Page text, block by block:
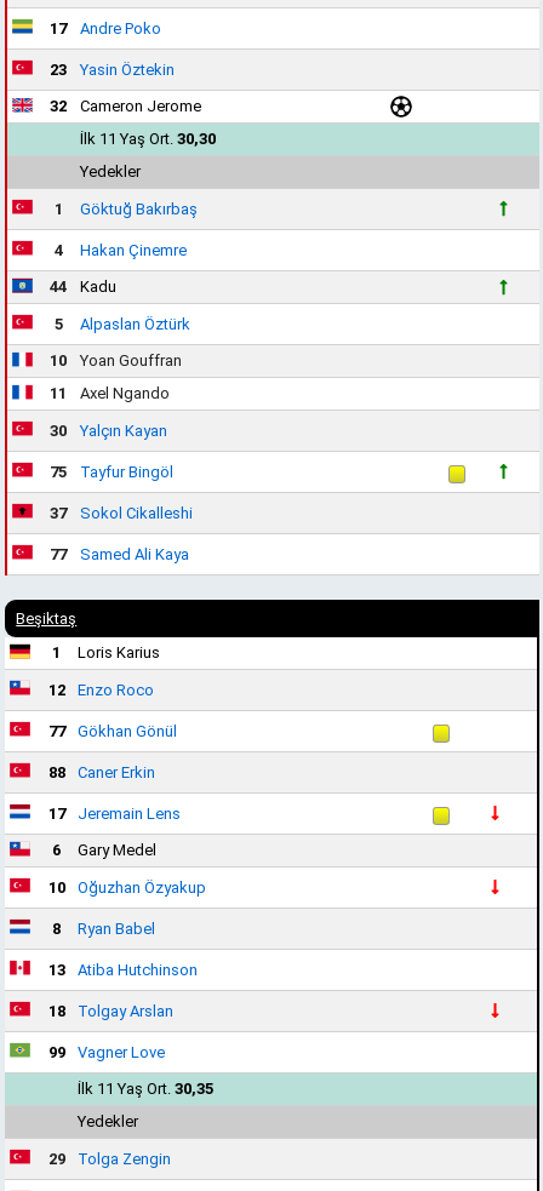
17 Andre Poko
23
Yasin Öztekin
32
Cameron Jerome
İlk 11 Yaş Ort. 30,30
Yedekler
1 Göktuğ Bakırbaş
4
Hakan Çinemre
44
Kadu
5
Alpaslan Öztürk
10
Yoan Gouffran
11
Axel Ngando
30 Yalçın Kayan
75 Tayfur Bingöl
37 Sokol Cikalleshi
77 Samed Ali Kaya
Beşiktaş
1
Loris Karius
12 Enzo Roco
77 Gökhan Gönül
88 Caner Erkin
17
Jeremain Lens
6
Gary Medel
10 Oğuzhan Özyakup
8 Ryan Babel
13 Atiba Hutchinson
18 Tolgay Arslan
99
Vagner Love
İlk 11 Yaş Ort.30,35
Yedekler
29 Tolga Zengin